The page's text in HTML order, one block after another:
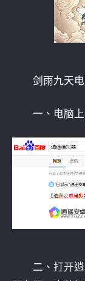
剑雨九天
一、电脑
二、打开